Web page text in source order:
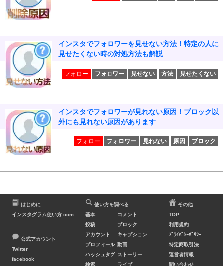
インスタでフォロワーを見せない方法！特定の人に
見せたくない時の対処方法も解説
フォロー フォロワー 見せない 方法 見せたくない
インスタでフォロワーが見れない原因！ブロック以
外にも見れない原因があります
フォロー フォロワー 見れない 原因 ブロック
はじめに
インスタグラム使い方.com
公式アカウント
Twitter
facebook
使い方を調べる
基本
投稿
アカウント
プロフィール
ハッシュタグ
検索
コメント
ブロック
キャプション
動画
ストーリー
ライブ
その他
TOP
利用規約
ﾌﾟﾗｲﾊﾞｼｰﾎﾟﾘｼｰ
特定商取引法
運営者情報
問い合わせ